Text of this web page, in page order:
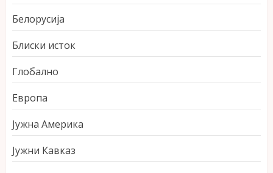
Белорусија
Блиски исток
Глобално
Европа
Јужна Америка
Јужни Кавказ